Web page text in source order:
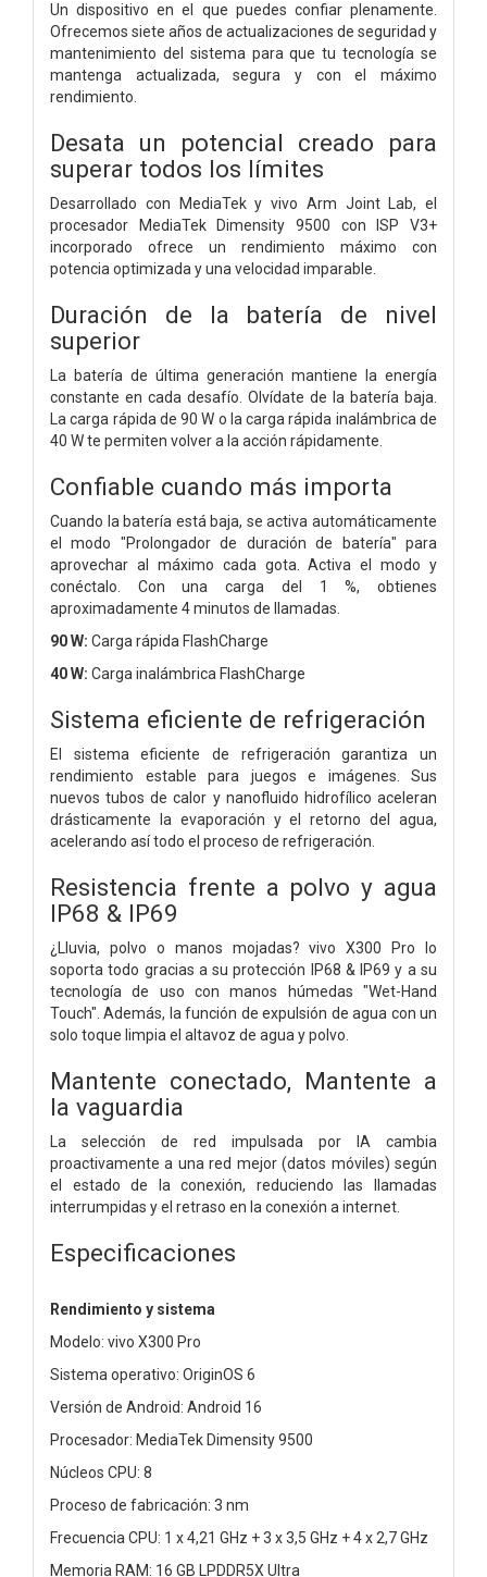
Un dispositivo en el que puedes confiar plenamente.
Ofrecemos siete años de actualizaciones de seguridad y
mantenimiento del sistema para que tu tecnología se
mantenga actualizada, segura y con el máximo
rendimiento.
Desata un potencial creado para
superar todos los límites
Desarrollado con MediaTek y vivo Arm Joint Lab, el
procesador MediaTek Dimensity 9500 con ISP V3+
incorporado ofrece un rendimiento máximo con
potencia optimizada y una velocidad imparable.
Duración de la batería de nivel
superior
La batería de última generación mantiene la energía
constante en cada desafío. Olvídate de la batería baja.
La carga rápida de 90 W o la carga rápida inalámbrica de
40 W te permiten volver a la acción rápidamente.
Confiable cuando más importa
Cuando la batería está baja, se activa automáticamente
el modo "Prolongador de duración de batería" para
aprovechar al máximo cada gota. Activa el modo y
conéctalo. Con una carga del 1 %, obtienes
aproximadamente 4 minutos de llamadas.
90 W: Carga rápida FlashCharge
40 W: Carga inalámbrica FlashCharge
Sistema eficiente de refrigeración
El sistema eficiente de refrigeración garantiza un
rendimiento estable para juegos e imágenes. Sus
nuevos tubos de calor y nanofluido hidrofílico aceleran
drásticamente la evaporación y el retorno del agua,
acelerando así todo el proceso de refrigeración.
Resistencia frente a polvo y agua
IP68 & IP69
¿Lluvia, polvo o manos mojadas? vivo X300 Pro lo
soporta todo gracias a su protección IP68 & IP69 y a su
tecnología de uso con manos húmedas "Wet-Hand
Touch". Además, la función de expulsión de agua con un
solo toque limpia el altavoz de agua y polvo.
Mantente conectado, Mantente a
la vaguardia
La selección de red impulsada por IA cambia
proactivamente a una red mejor (datos móviles) según
el estado de la conexión, reduciendo las llamadas
interrumpidas y el retraso en la conexión a internet.
Especificaciones
Rendimiento y sistema
Modelo: vivo X300 Pro
Sistema operativo: OriginOS 6
Versión de Android: Android 16
Procesador: MediaTek Dimensity 9500
Núcleos CPU: 8
Proceso de fabricación: 3 nm
Frecuencia CPU: 1 x 4,21 GHz + 3 x 3,5 GHz + 4 x 2,7 GHz
Memoria RAM: 16 GB LPDDR5X Ultra